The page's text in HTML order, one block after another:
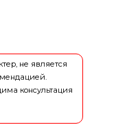
не является
консультация